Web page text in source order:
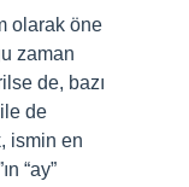
olarak öne
zaman
de, bazı
de
ismin en
“ay”